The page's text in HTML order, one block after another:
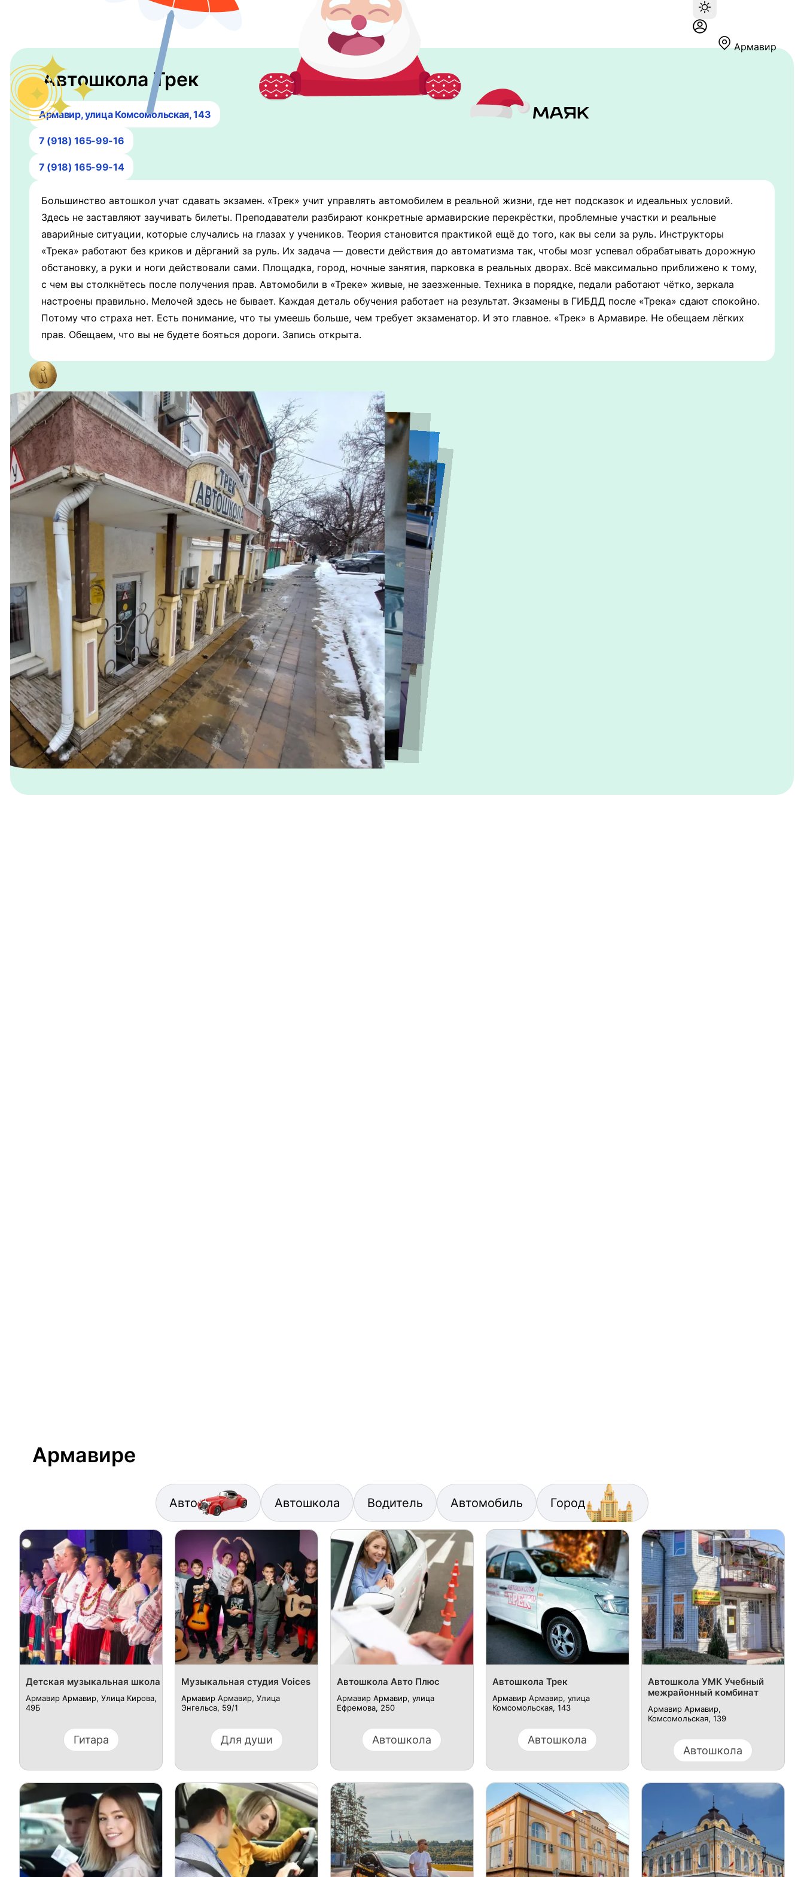
Армавир
Автошкола Трек
Армавир, улица Комсомольская, 143
7 (918) 165-99-16
7 (918) 165-99-14
Большинство автошкол учат сдавать экзамен. «Трек» учит управлять автомобилем в реальной жизни, где нет подсказок и идеальных условий.
Здесь не заставляют заучивать билеты. Преподаватели разбирают конкретные армавирские перекрёстки, проблемные участки и реальные
аварийные ситуации, которые случались на глазах у учеников. Теория становится практикой ещё до того, как вы сели за руль. Инструкторы
«Трека» работают без криков и дёрганий за руль. Их задача — довести действия до автоматизма так, чтобы мозг успевал обрабатывать дорожную
обстановку, а руки и ноги действовали сами. Площадка, город, ночные занятия, парковка в реальных дворах. Всё максимально приближено к тому,
с чем вы столкнётесь после получения прав. Автомобили в «Треке» живые, не заезженные. Техника в порядке, педали работают чётко, зеркала
настроены правильно. Мелочей здесь не бывает. Каждая деталь обучения работает на результат. Экзамены в ГИБДД после «Трека» сдают спокойно.
Потому что страха нет. Есть понимание, что ты умеешь больше, чем требует экзаменатор. И это главное. «Трек» в Армавире. Не обещаем лёгких
прав. Обещаем, что вы не будете бояться дороги. Запись открыта.
Армавире
Авто Автошкола Водитель Автомобиль Город
Детская музыкальная школа
Армавир Армавир, Улица Кирова,
49Б
Гитара
Музыкальная студия Voices
Армавир Армавир, Улица
Энгельса, 59/1
Для души
Автошкола Авто Плюс
Армавир Армавир, улица
Ефремова, 250
Автошкола
Автошкола Трек
Армавир Армавир, улица
Комсомольская, 143
Автошкола
Автошкола УМК Учебный
межрайонный комбинат
Армавир Армавир,
Комсомольская, 139
Автошкола